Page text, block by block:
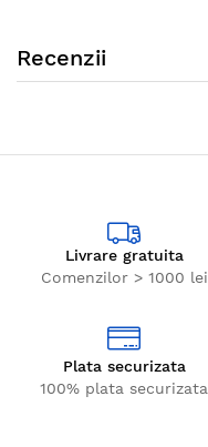
Recenzii
Livrare gratuita
Comenzilor > 1000 lei
Plata securizata
100% plata securizata